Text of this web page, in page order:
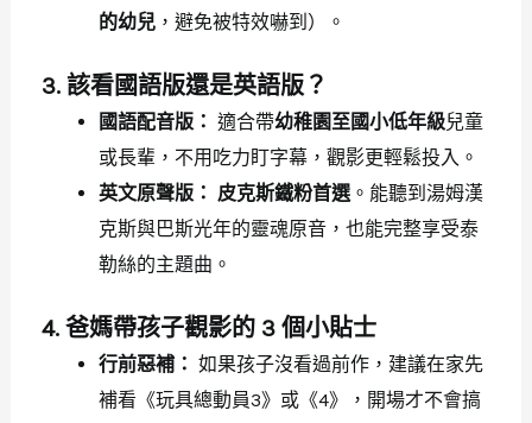
的幼兒，避免被特效嚇到）。
3. 該看國語版還是英語版？
國語配音版： 適合帶幼稚園至國小低年級兒童
或長輩，不用吃力盯字幕，觀影更輕鬆投入。
英文原聲版： 皮克斯鐵粉首選。能聽到湯姆漢
克斯與巴斯光年的靈魂原音，也能完整享受泰
勒絲的主題曲。
4. 爸媽帶孩子觀影的 3 個小貼士
行前惡補： 如果孩子沒看過前作，建議在家先
補看《玩具總動員3》或《4》，開場才不會搞